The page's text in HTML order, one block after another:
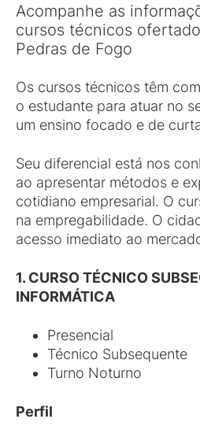
Acompanhe as
cursos técnicos
Pedras de Fogo
Os cursos técnicos têm
o estudante para atuar no
um ensino focado e de
Seu diferencial está nos
ao apresentar métodos e
cotidiano empresarial. O
na empregabilidade. O
acesso imediato ao
1. CURSO TÉCNICO
INFORMÁTICA
Presencial
Técnico Subsequente
Turno Noturno
Perfil